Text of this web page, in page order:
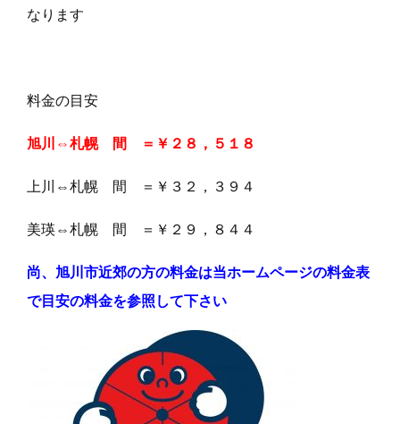
なります
料金の目安
旭川⇔札幌 間 ＝￥２８，５１８
上川⇔札幌 間 ＝￥３２，３９４
美瑛⇔札幌 間 ＝￥２９，８４４
尚、旭川市近郊の方の料金は当ホームページの料金表
で目安の料金を参照して下さい